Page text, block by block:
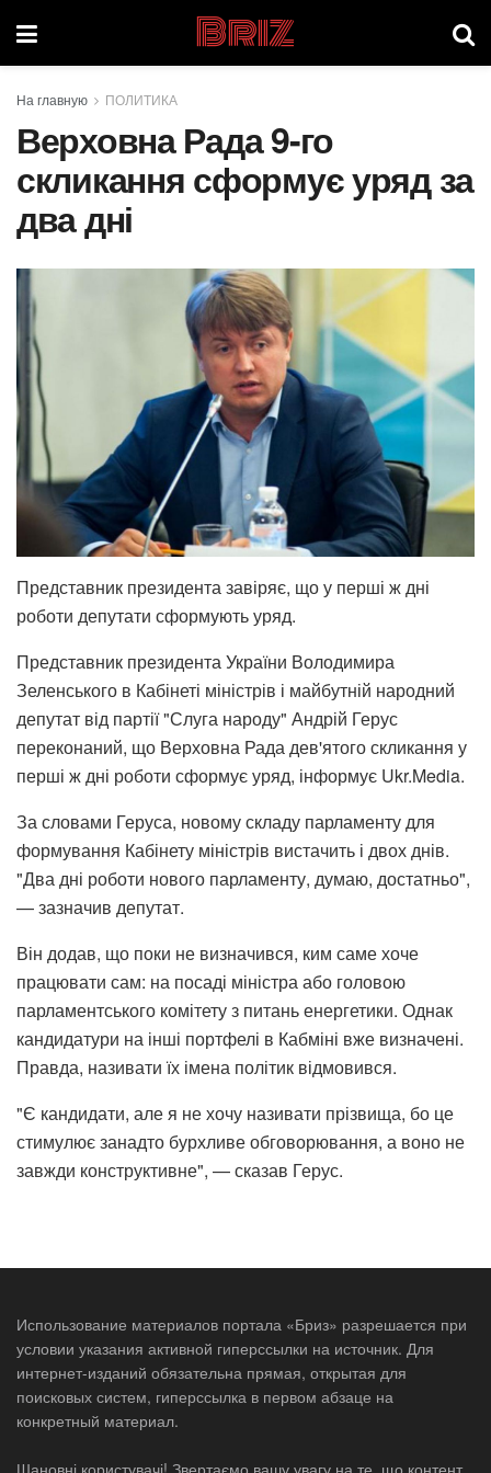
Briz
На главную ПОЛИТИКА
Верховна Рада 9-го
скликання сформує уряд за
два дні
Представник президента завіряє, що у перші ж дні
роботи депутати сформують уряд.
Представник президента України Володимира
Зеленського в Кабінеті міністрів і майбутній народний
депутат від партії "Слуга народу" Андрій Герус
переконаний, що Верховна Рада дев'ятого скликання у
перші ж дні роботи сформує уряд, інформує Ukr.Media.
За словами Геруса, новому складу парламенту для
формування Кабінету міністрів вистачить і двох днів.
"Два дні роботи нового парламенту, думаю, достатньо",
— зазначив депутат.
Він додав, що поки не визначився, ким саме хоче
працювати сам: на посаді міністра або головою
парламентського комітету з питань енергетики. Однак
кандидатури на інші портфелі в Кабміні вже визначені.
Правда, називати їх імена політик відмовився.
"Є кандидати, але я не хочу називати прізвища, бо це
стимулює занадто бурхливе обговорювання, а воно не
завжди конструктивне", — сказав Герус.
Использование материалов портала «Бриз» разрешается при
условии указания активной гиперссылки на источник. Для
интернет-изданий обязательна прямая, открытая для
поисковых систем, гиперссылка в первом абзаце на
конкретный материал.